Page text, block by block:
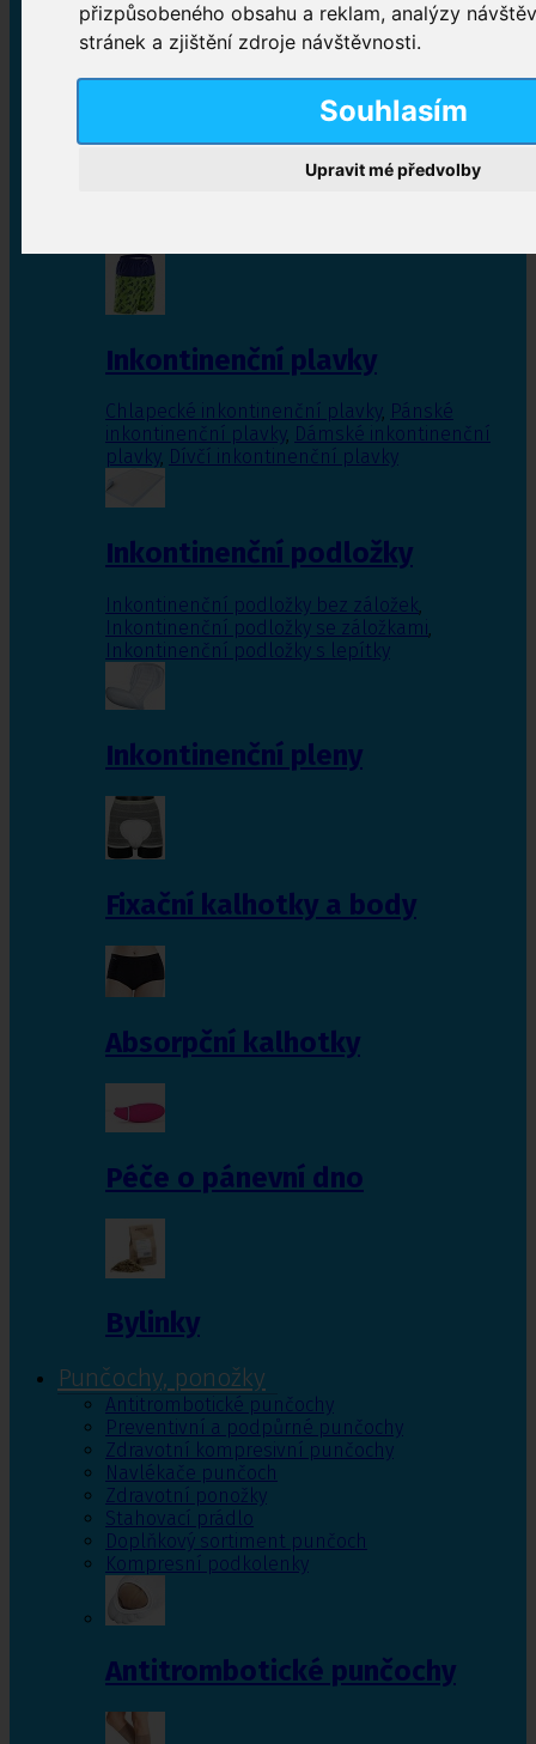
přizpůsobeného obsahu a reklam, analýzy
stránek a zjištění zdroje návštěvnosti.
Souhlasím
Upravit mé předvolby
Plenkové kalhotky navlékací,Plenkové kalhotky
zalepovací,Inkontinenční kalhotky dámské
Inkontinenční vložky
Inkontinenční plavky
Chlapecké inkontinenční plavky, Pánské
inkontinenční plavky, Dámské inkontinenční
plavky, Dívčí inkontinenční plavky
Inkontinenční podložky
Inkontinenční podložky bez záložek,
Inkontinenční podložky se záložkami,
Inkontinenční podložky s lepítky
Inkontinenční pleny
Fixační kalhotky a body
Absorpční kalhotky
Péče o pánevní dno
Bylinky
Punčochy, ponožky
Antitrombotické punčochy
Preventivní a podpůrné punčochy
Zdravotní kompresivní punčochy
Navlékače punčoch
Zdravotní ponožky
Stahovací prádlo
Doplňkový sortiment punčoch
Kompresní podkolenky
Antitrombotické punčochy